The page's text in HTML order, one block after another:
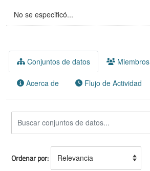
No se especificó...
Conjuntos de datos Miembros
Acerca de Flujo de Actividad
Ordenar por